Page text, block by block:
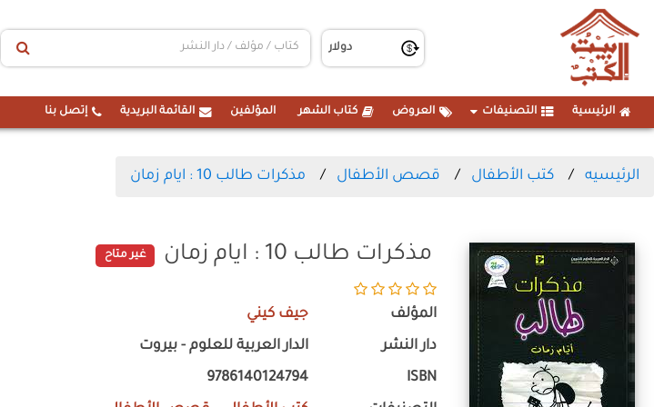
الرئيسية التصنيفات العروض كتاب الشهر المؤلفين القائمة البريدية إتصل بنا
الرئيسيه كتب الأطفال قصص الأطفال مذكرات طالب 10 : ايام زمان
مذكرات طالب 10 : ايام زمان غير متاح
المؤلف جيف كيني
دار النشر الدار العربية للعلوم - بيروت
ISBN
9786140124794